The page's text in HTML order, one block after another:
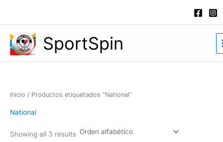
contenido
SportSpin
Inicio / Productos etiquetados “National”
National
Showing all 3 results